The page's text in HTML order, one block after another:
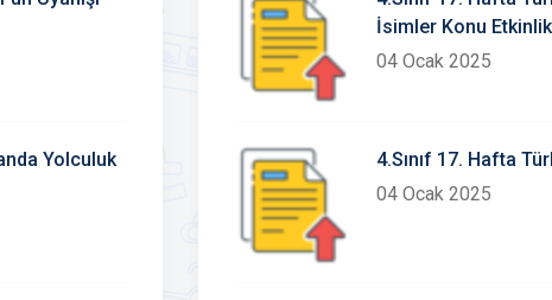
Yolculuk
İsimler Konu
04 Ocak 2025
4.Sınıf 17. Hafta
04 Ocak 2025